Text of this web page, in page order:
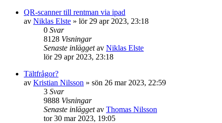
QR-scanner till rentman via ipad
av Niklas Elste » lör 29 apr 2023, 23:18
0 Svar
8128 Visningar
Senaste inläggetav Niklas Elste
lör 29 apr 2023, 23:18
Tältfrågor?
av Kristian Nilsson » sön 26 mar 2023, 22:59
3 Svar
9888 Visningar
Senaste inläggetav Thomas Nilsson
tor 30 mar 2023, 19:05